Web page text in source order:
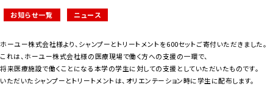
お知らせ一覧 ニュース
ホーユー株式会社様より、シャンプーとトリートメントを600セットご寄付いただきました。
これは、ホーユー株式会社様の医療現場で働く方への支援の一環で、
将来医療施設で働くことになる本学の学生に対しての支援としていただいたものです。
いただいたシャンプーとトリートメントは、オリエンテーション時に学生に配布します。